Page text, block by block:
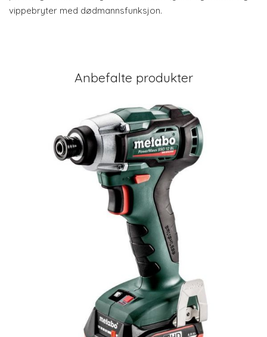
vippebryter med dødmannsfunksjon.
Anbefalte produkter